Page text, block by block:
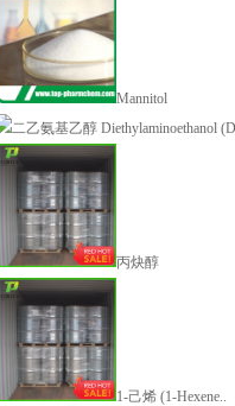
Mannitol
丙炔醇
1-己烯 (1-Hexene..